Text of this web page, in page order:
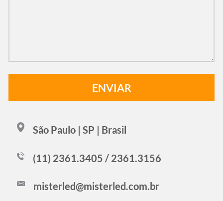
São Paulo | SP | Brasil
(11) 2361.3405 / 2361.3156
misterled@misterled.com.br